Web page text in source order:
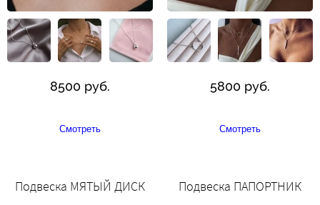
8500 руб.
Смотреть
5800 руб.
Смотреть
Подвеска МЯТЫЙ ДИСК Подвеска ПАПОРТНИК